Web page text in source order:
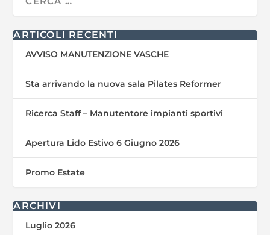
ARTICOLI RECENTI
AVVISO MANUTENZIONE VASCHE
Sta arrivando la nuova sala Pilates Reformer
Ricerca Staff – Manutentore impianti sportivi
Apertura Lido Estivo 6 Giugno 2026
Promo Estate
ARCHIVI
Luglio 2026